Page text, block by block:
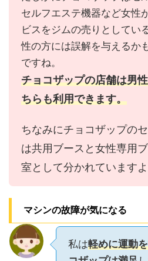
セルフエステ機器など女性
ビスをジムの売りとしてい
性の方には誤解を与えるか
ですね。
チョコザップの店舗は男
ちらも利用できます。
ちなみにチョコザップの
は共用ブースと女性専用
室として分かれていますよ
マシンの故障が気になる
私は軽めに運動